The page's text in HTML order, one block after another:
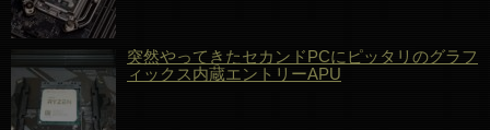
突然やってきたセカンドPCにピッタリのグラフ
ィックス内蔵エントリーAPU